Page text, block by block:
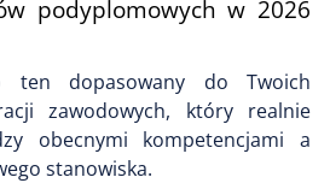
podyplomowych w 2026
ten dopasowany do Twoich
zawodowych, który realnie
obecnymi kompetencjami a
stanowiska.